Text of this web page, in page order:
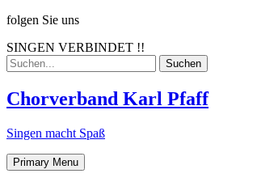
Skip
content
folgen Sie uns
SINGEN VERBINDET !!
Search
for:
Chorverband Karl Pfaff
Singen macht Spaß
Primary Menu